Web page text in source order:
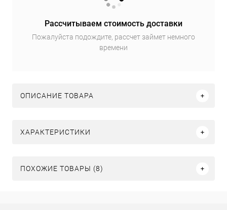
Рассчитываем стоимость доставки
Пожалуйста подождите, рассчет займет немного
времени
ОПИСАНИЕ ТОВАРА
ХАРАКТЕРИСТИКИ
ПОХОЖИЕ ТОВАРЫ (8)